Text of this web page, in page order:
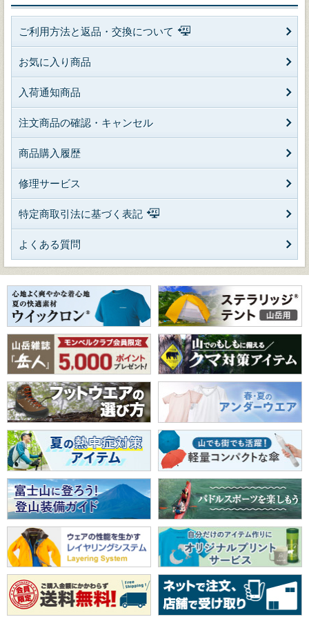
ご利用方法と返品・交換について
お気に入り商品
入荷通知商品
注文商品の確認・キャンセル
商品購入履歴
修理サービス
特定商取引法に基づく表記
よくある質問